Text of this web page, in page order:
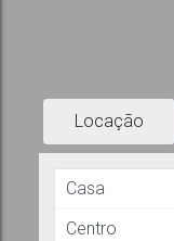
Locação
Casa
Centro